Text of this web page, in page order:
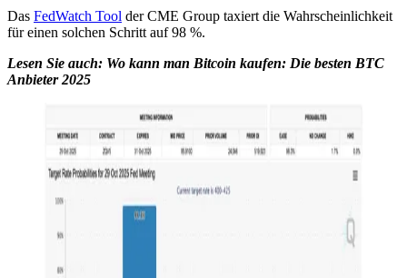
Das FedWatch Tool der CME Group taxiert die Wahrscheinlichkeit
für einen solchen Schritt auf 98 %.
Lesen Sie auch: Wo kann man Bitcoin kaufen: Die besten BTC
Anbieter 2025